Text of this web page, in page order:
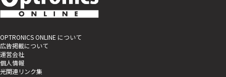
OPTRONICS ONLINE について
広告掲載について
運営会社
個人情報
光関連リンク集